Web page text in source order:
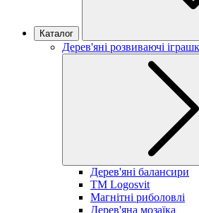
Каталог
Дерев'яні розвиваючі
Дерев'яні балансири
TM Logosvit
Магнітні риболовлі
Дерев'яна мозаїка